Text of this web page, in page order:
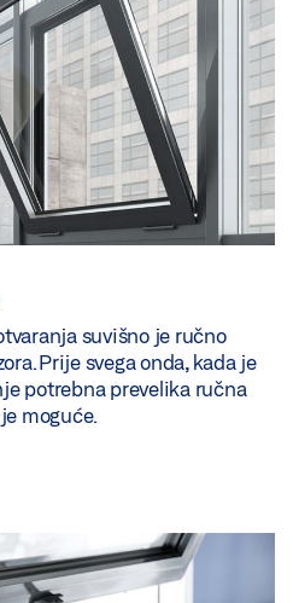
suvišno je ručno
Prije svega onda, kada je
potrebna prevelika ručna
moguće.